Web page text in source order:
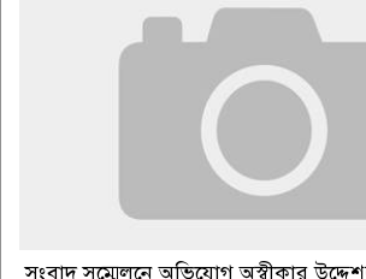
সংবাদ সম্মেলনে অভিযোগ অস্বীকার